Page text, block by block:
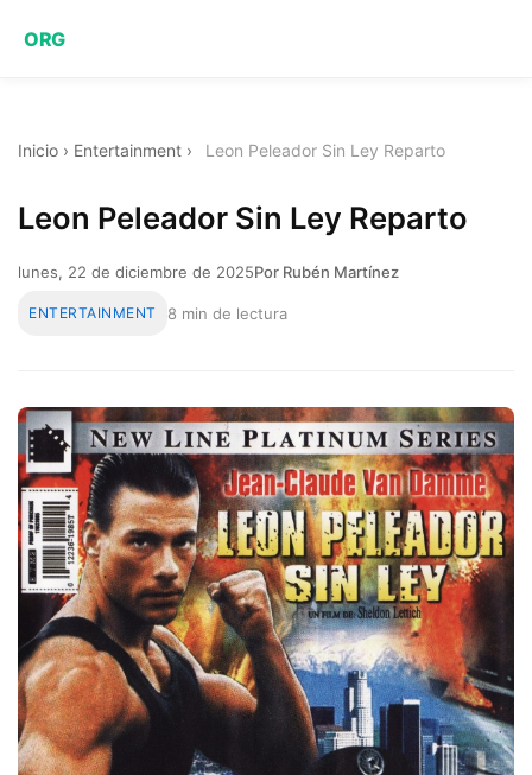
ORG
Inicio › Entertainment › Leon Peleador Sin Ley Reparto
Leon Peleador Sin Ley Reparto
lunes, 22 de diciembre de 2025Por Rubén Martínez
ENTERTAINMENT 8 min de lectura